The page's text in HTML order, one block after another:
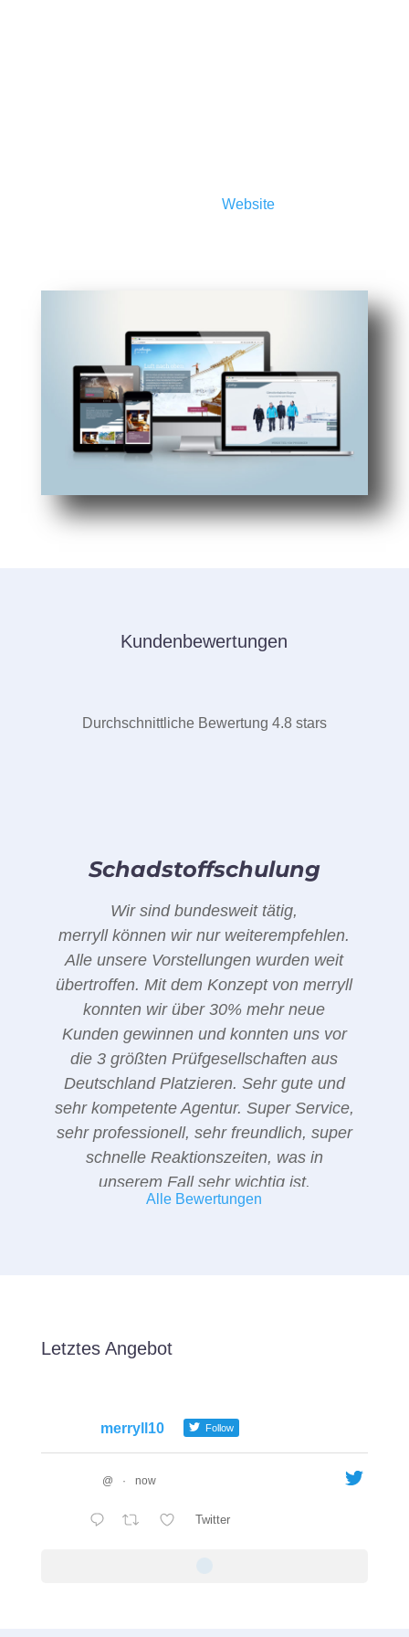
Websiteauf unserem
Kundenbewertungen
Durchschnittliche Bewertung 4.8 stars
Schadstoffschulung
Wir sind bundesweit tätig,
merryll können wir nur weiterempfehlen.
Alle unsere Vorstellungen wurden weit
übertroffen. Mit dem Konzept von merryll
konnten wir über 30% mehr neue
Kunden gewinnen und konnten uns vor
die 3 größten Prüfgesellschaften aus
Deutschland Platzieren. Sehr gute und
sehr kompetente Agentur. Super Service,
sehr professionell, sehr freundlich, super
schnelle Reaktionszeiten, was in
unserem Fall sehr wichtig ist.
merryll10 Follow